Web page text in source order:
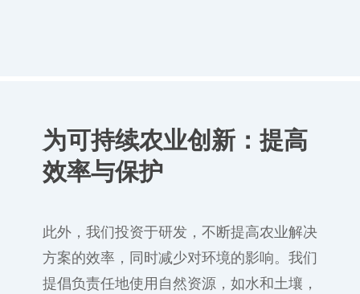
为可持续农业创新：提高
效率与保护
此外，我们投资于研发，不断提高农业解决
方案的效率，同时减少对环境的影响。我们
提倡负责任地使用自然资源，如水和土壤，